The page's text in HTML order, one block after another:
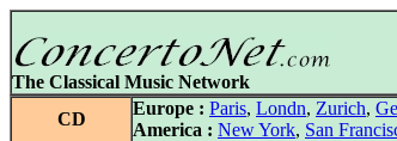
The Classical Music Network
CD
Europe : Paris, Londn, Zurich,
America : New York, San